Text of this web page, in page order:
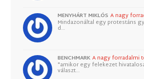
MENYHÁRT MIKLÓS A nagy
Mindazonáltal egy protestáns
d…
BENCHMARK A nagy forradalmi
"amikor egy felekezet
választ…